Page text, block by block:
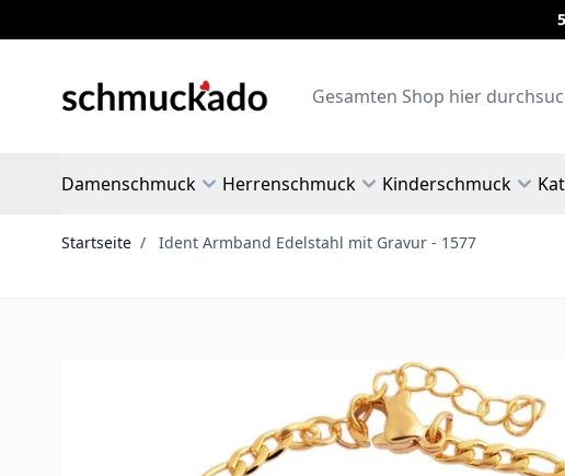
Search
Damenschmuck Herrenschmuck Kinderschmuck
Startseite / Ident Armband Edelstahl mit Gravur - 1577